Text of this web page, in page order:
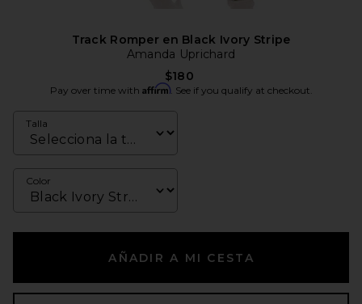
Track Romper en Black Ivory Stripe
Amanda Uprichard
$180
Pay over time with Affirm. See if you qualify at checkout.
Talla
Color
AÑADIR A MI CESTA